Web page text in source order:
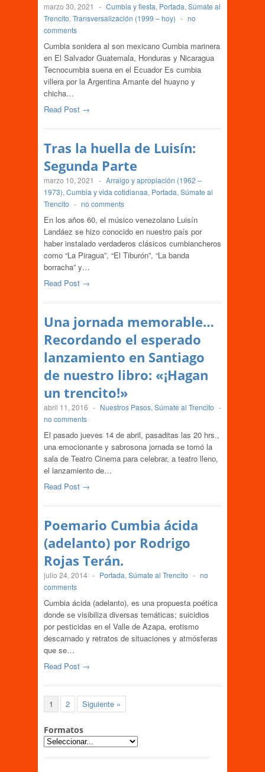
marzo 30, 2021 - Cumbia y fiesta, Portada, Súmate al
Trencito, Transversalización (1999 – hoy) - no
comments
Cumbia sonidera al son mexicano Cumbia marinera
en El Salvador Guatemala, Honduras y Nicaragua
Tecnocumbia suena en el Ecuador Es cumbia
villera por la Argentina Amante del huayno y
chicha…
Read Post →
Tras la huella de Luisín:
Segunda Parte
marzo 10, 2021 - Arraigo y apropiación (1962 –
1973), Cumbia y vida cotidianaa, Portada, Súmate al
Trencito - no comments
En los años 60, el músico venezolano Luisín
Landáez se hizo conocido en nuestro país por
haber instalado verdaderos clásicos cumbiancheros
como “La Piragua”, “El Tiburón”, “La banda
borracha” y…
Read Post →
Una jornada memorable…
Recordando el esperado
lanzamiento en Santiago
de nuestro libro: «¡Hagan
un trencito!»
abril 11, 2016 - Nuestros Pasos, Súmate al Trencito -
no comments
El pasado jueves 14 de abril, pasaditas las 20 hrs.,
una emocionante y sabrosona jornada se tomó la
sala de Teatro Cinema para celebrar, a teatro lleno,
el lanzamiento de…
Read Post →
Poemario Cumbia ácida
(adelanto) por Rodrigo
Rojas Terán.
julio 24, 2014 - Portada, Súmate al Trencito - no
comments
Cumbia ácida (adelanto), es una propuesta poética
donde se visibiliza diversas temáticas; suicidios
por pesticidas en el Valle de Azapa, erotismo
descarnado y retratos de situaciones y atmósferas
que se…
Read Post →
1 2 Siguiente »
Formatos